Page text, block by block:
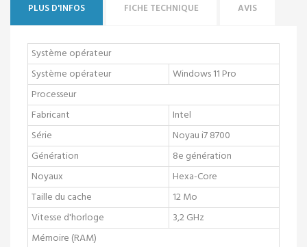
PLUS D'INFOS FICHE TECHNIQUE AVIS
Système opérateur
Système opérateur
Windows 11 Pro
Processeur
Fabricant
Intel
Série
Noyau i7 8700
Génération
8e génération
Noyaux
Hexa-Core
Taille du cache
12 Mo
Vitesse d'horloge
3,2 GHz
Mémoire (RAM)